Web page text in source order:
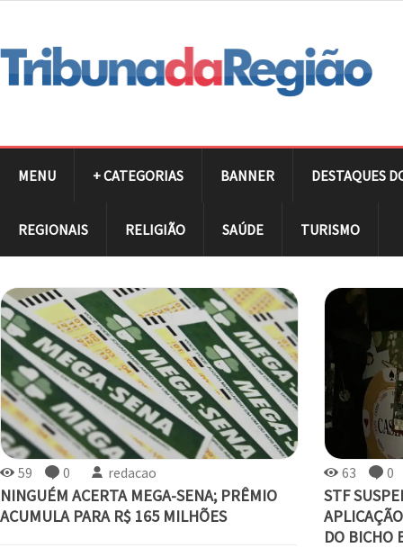
MENU + CATEGORIAS BANNER DESTAQUES
REGIONAIS RELIGIÃO SAÚDE TURISMO
59 0 redacao
NINGUÉM ACERTA MEGA-SENA; PRÊMIO
ACUMULA PARA R$ 165 MILHÕES
63 0
STF
DO BICHO